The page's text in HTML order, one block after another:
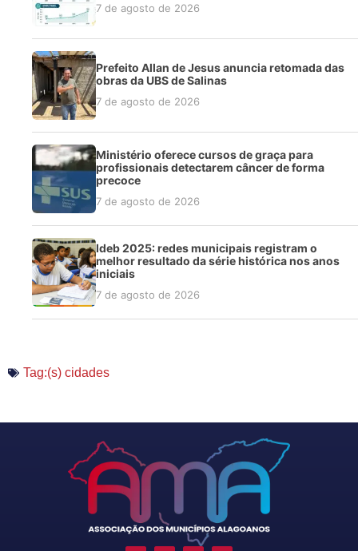
7 de agosto de 2026
Prefeito Allan de Jesus anuncia retomada das
obras da UBS de Salinas
7 de agosto de 2026
Ministério oferece cursos de graça para
profissionais detectarem câncer de forma
precoce
7 de agosto de 2026
Ideb 2025: redes municipais registram o
melhor resultado da série histórica nos anos
iniciais
7 de agosto de 2026
Tag:(s) cidades